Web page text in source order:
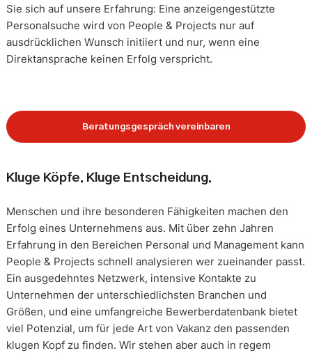
Sie sich auf unsere Erfahrung: Eine anzeigengestützte
Personalsuche wird von People & Projects nur auf
ausdrücklichen Wunsch initiiert und nur, wenn eine
Direktansprache keinen Erfolg verspricht.
Beratungsgespräch vereinbaren
Kluge Köpfe. Kluge Entscheidung.
Menschen und ihre besonderen Fähigkeiten machen den
Erfolg eines Unternehmens aus. Mit über zehn Jahren
Erfahrung in den Bereichen Personal und Management kann
People & Projects schnell analysieren wer zueinander passt.
Ein ausgedehntes Netzwerk, intensive Kontakte zu
Unternehmen der unterschiedlichsten Branchen und
Größen, und eine umfangreiche Bewerberdatenbank bietet
viel Potenzial, um für jede Art von Vakanz den passenden
klugen Kopf zu finden. Wir stehen aber auch in regem